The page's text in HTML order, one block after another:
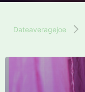
Dateaveragejoe